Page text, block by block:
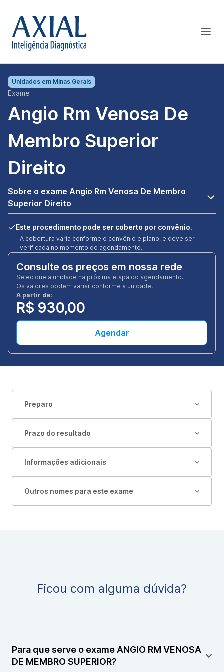
Unidades em Minas Gerais
Exame
Angio Rm Venosa De
Membro Superior
Direito
Sobre o exame Angio Rm Venosa De Membro
Superior Direito
Este procedimento pode ser coberto por convênio.
A cobertura varia conforme o convênio e plano, e deve ser
verificada no momento do agendamento.
Consulte os preços em nossa rede
Selecione a unidade na próxima etapa do agendamento.
Os valores podem variar conforme a unidade.
A partir de:
R$ 930,00
Agendar
Preparo
Prazo do resultado
Informações adicionais
Outros nomes para este exame
Ficou com alguma dúvida?
Para que serve o exame ANGIO RM VENOSA
DE MEMBRO SUPERIOR?